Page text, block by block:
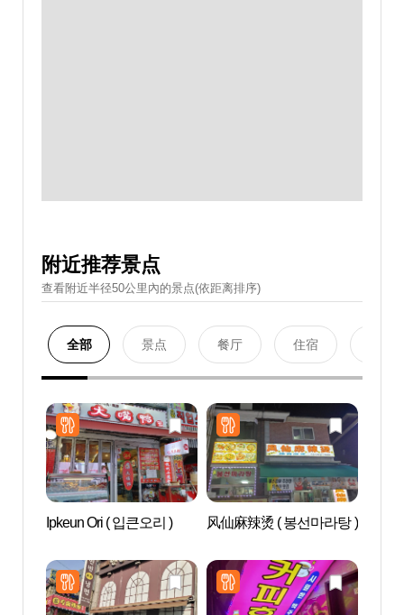
附近推荐景点
查看附近半径50公里內的景点(依距离排序)
全部 景点 餐厅 住宿
Ipkeun Ori ( 입큰오리 ) 风仙麻辣烫 ( 봉선마라탕 )